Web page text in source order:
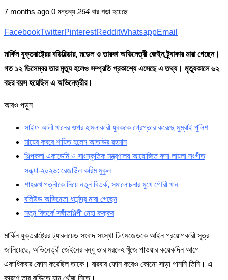
7 months ago 0 মন্তব্য 264 বার পড়া হয়েছে
FacebookTwitterPinterestRedditWhatsappEmail
মার্কিন যুক্তরাষ্ট্রের বডিবিল্ডার, মডেল ও তারকা অভিনেত্রী জেইন ট্র্যাকার মারা গেছেন।
গত ১২ ডিসেম্বর তার মৃত্যু হলেও সম্প্রতি প্রকাশ্যে এসেছে এ তথ্য। মৃত্যুকালে ৬২
বছর বয়স হয়েছিল এ অভিনেত্রীর।
আরও পড়ুন
সাইফ আলী খানের ওপর হামলাকারী যুবককে গ্রেপ্তার করেছে মুম্বাই পুলিশ
মায়ের কবরে শায়িত হলেন আতাউর রহমান
শিল্পকলা একাডেমি ও সাংস্কৃতিক মন্ত্রণালয় আয়োজিত রুনা লায়লা সংগীত
সন্ধ্যা-২০২৬: রেজাউল করিম মুকুল
শাহরুখ পত্নীকে নিয়ে নতুন বিতর্ক, সমালোচনার মুখে গৌরী খান
বলিউড অভিনেতা ধর্মেন্দ্র মারা গেছেন
নতুন বিতর্কে সঙ্গীতশিল্পী নেহা কক্কর
মার্কিন যুক্তরাষ্ট্রের ট্যাবলয়েড সংবাদ সংস্থা টিএমজেডকে আইন প্রয়োগকারী সূত্র
জানিয়েছে, অভিনেত্রী জেইনের বন্ধু তার মরদেহ খুঁজে পাওয়ার কয়েকদিন আগে
একাধিকবার ফোন করেছিল তাকে। বারবার ফোন করেও কোনো সাড়া পাননি তিনি। এ